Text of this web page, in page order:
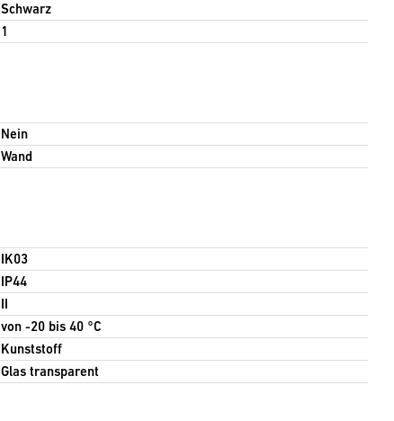
Schwarz
1
Nein
Wand
IK03
IP44
von -20 bis 40 °C
Kunststoff
Glas transparent